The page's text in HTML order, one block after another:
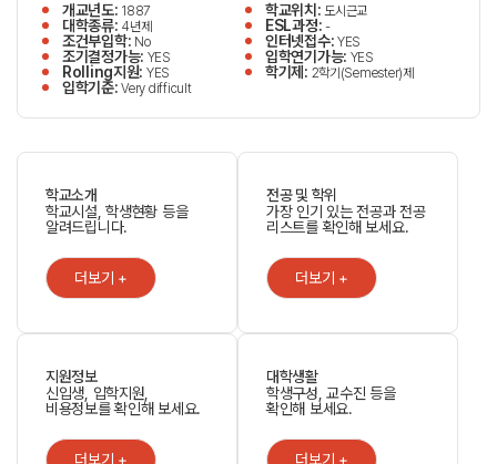
개교년도: 1887 학교위치: 도시근교
대학종류: 4년제 ESL과정:-
조건부입학: No 인터넷접수:YES
조기결정가능: YES 입학연기가능: YES
Rolling지원: YES 학기제: 2학기(Semester)제
입학기준:Very difficult
학교소개
학교시설, 학생현황 등을
알려드립니다.
더보기 +
전공 및 학위
가장 인기 있는 전공과 전공
리스트를 확인해 보세요.
더보기 +
지원정보
신입생, 입학지원,
비용정보를 확인해 보세요.
더보기 +
대학생활
학생구성, 교수진 등을
확인해 보세요.
더보기 +